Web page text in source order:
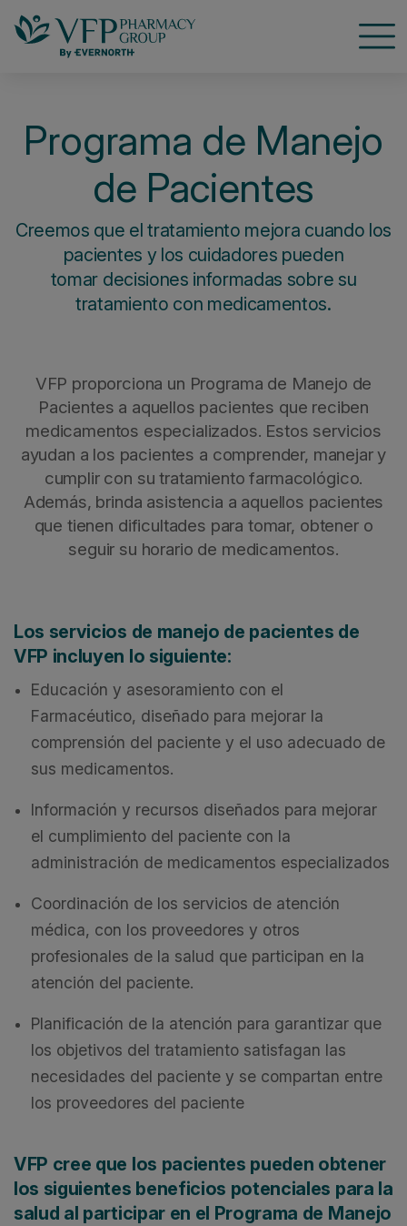
Programa de Manejo
de Pacientes
Creemos que el tratamiento mejora cuando los
pacientes y los cuidadores pueden
tomar decisiones informadas sobre su
tratamiento con medicamentos.
VFP proporciona un Programa de Manejo de
Pacientes a aquellos pacientes que reciben
medicamentos especializados. Estos servicios
ayudan a los pacientes a comprender, manejar y
cumplir con su tratamiento farmacológico.
Además, brinda asistencia a aquellos pacientes
que tienen dificultades para tomar, obtener o
seguir su horario de medicamentos.
Los servicios de manejo de pacientes de
VFP incluyen lo siguiente:
Educación y asesoramiento con el
Farmacéutico, diseñado para mejorar la
comprensión del paciente y el uso adecuado de
sus medicamentos.
Información y recursos diseñados para mejorar
el cumplimiento del paciente con la
administración de medicamentos especializados
Coordinación de los servicios de atención
médica, con los proveedores y otros
profesionales de la salud que participan en la
atención del paciente.
Planificación de la atención para garantizar que
los objetivos del tratamiento satisfagan las
necesidades del paciente y se compartan entre
los proveedores del paciente
VFP cree que los pacientes pueden obtener
los siguientes beneficios potenciales para la
salud al participar en el Programa de Manejo